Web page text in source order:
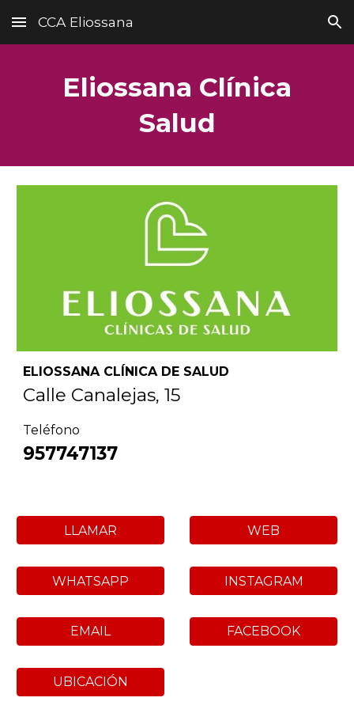
Skip to main content Skip to navigation
CCA Eliossana
Eliossana Clínica
Salud
ELIOSSANA CLÍNICA DE SALUD
Calle Canalejas,15
Teléfono
957747137
LLAMAR
WHATSAPP
EMAIL
UBICACIÓN
WEB
INSTAGRAM
FACEBOOK